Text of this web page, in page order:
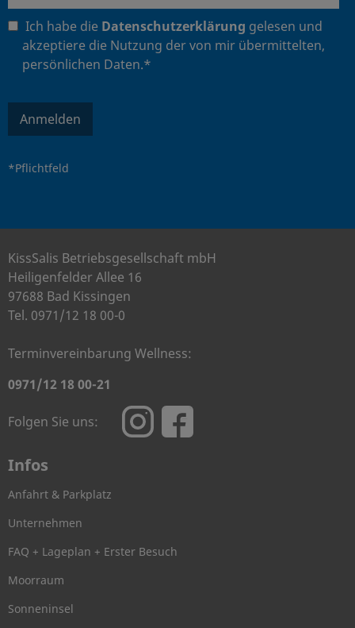
Ich habe die Datenschutzerklärung gelesen und
akzeptiere die Nutzung der von mir übermittelten,
persönlichen Daten.*
Anmelden
*Pflichtfeld
KissSalis Betriebsgesellschaft mbH
Heiligenfelder Allee 16
97688 Bad Kissingen
Tel. 0971/12 18 00-0
Terminvereinbarung Wellness:
0971/12 18 00-21
Folgen Sie uns:
Infos
Anfahrt & Parkplatz
Unternehmen
FAQ + Lageplan + Erster Besuch
Moorraum
Sonneninsel